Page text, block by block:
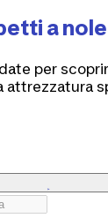
a
per
attrezzatura